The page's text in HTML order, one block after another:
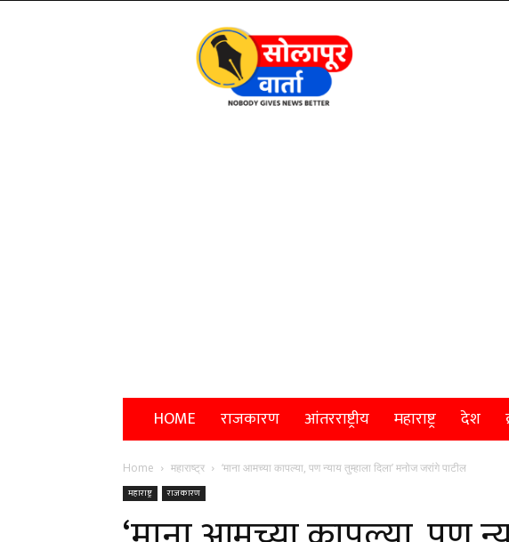
Solapur
Varta
HOME राजकारण आंतरराष्ट्रीय महाराष्ट्र देश
Home महाराष्ट्र ‘माना आमच्या कापल्या, पण न्याय तुम्हाला दिला’ मनोज जरांगे पाटील
महाराष्ट्र राजकारण